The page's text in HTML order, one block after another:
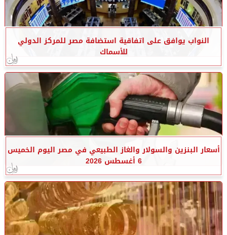
النواب يوافق على اتفاقية استضافة مصر للمركز الدولي
للأسماك
أسعار البنزين والسولار والغاز الطبيعي في مصر اليوم الخميس
6 أغسطس 2026